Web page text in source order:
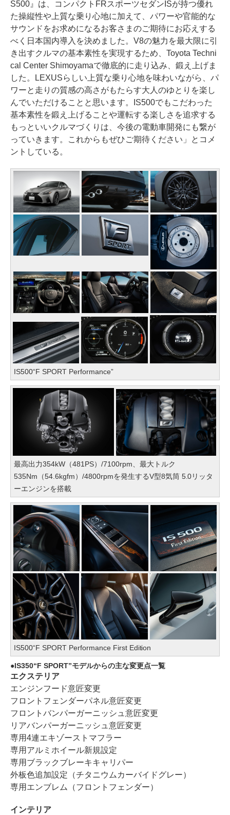
S500』は、コンパクトFRスポーツセダンISが持つ優れ
た操縦性や上質な乗り心地に加えて、パワーや官能的な
サウンドをお求めになるお客さまのご期待にお応えする
べく日本国内導入を決めました。V8の魅力を最大限に引
き出すクルマの基本素性を実現するため、Toyota Techni
cal Center Shimoyamaで徹底的に走り込み、鍛え上げま
した。LEXUSらしい上質な乗り心地を味わいながら、パ
ワーと走りの質感の高さがもたらす大人のゆとりを楽し
んでいただけることと思います。IS500でもこだわった
基本素性を鍛え上げることや運転する楽しさを追求する
もっといいクルマづくりは、今後の電動車開発にも繋が
っていきます。これからもぜひご期待ください」とコメ
ントしている。
IS500“F SPORT Performance”
最高出力354kW（481PS）/7100rpm、最大トルク
535Nm（54.6kgfm）/4800rpmを発生するV型8気筒 5.0リッタ
ーエンジンを搭載
IS500“F SPORT Performance First Edition
IS350“F SPORT”モデルからの主な変更点一覧
エクステリア
エンジンフード意匠変更
フロントフェンダーパネル意匠変更
フロントバンパーガーニッシュ意匠変更
リアバンパーガーニッシュ意匠変更
専用4連エキゾーストマフラー
専用アルミホイール新規設定
専用ブラックブレーキキャリパー
外板色追加設定（チタニウムカーバイドグレー）
専用エンブレム（フロントフェンダー）
インテリア